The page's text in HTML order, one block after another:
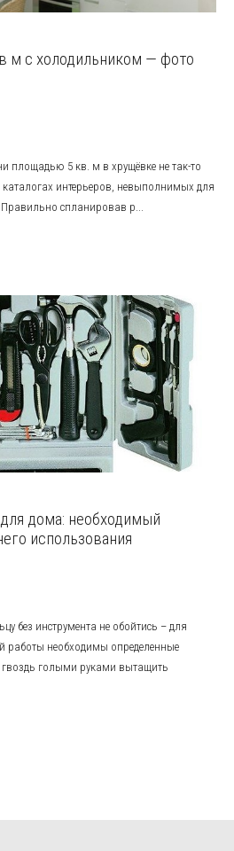
м с холодильником — фото
площадью 5 кв. м в хрущёвке не так-то
каталогах интерьеров, невыполнимых для
спланировав р...
дома: необходимый
использования
без инструмента не обойтись – для
необходимы определенные
гвоздь голыми руками вытащить